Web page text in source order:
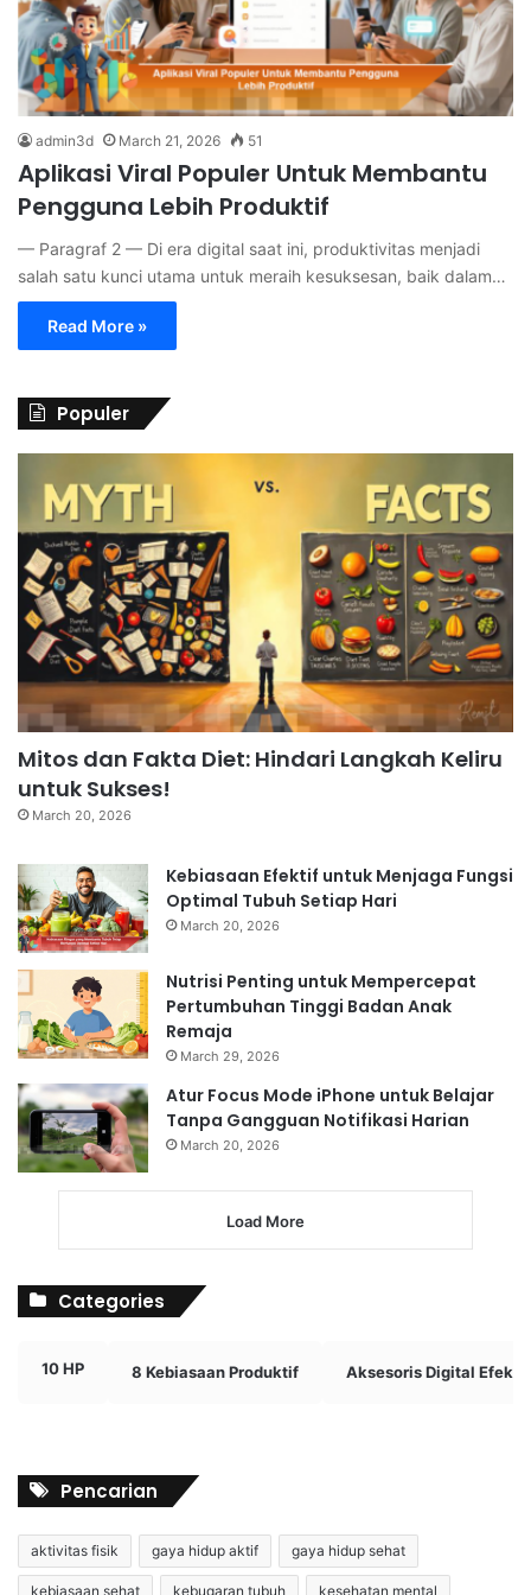
admin3d March 21, 2026 51
Aplikasi Viral Populer Untuk Membantu
Pengguna Lebih Produktif
— Paragraf 2 — Di era digital saat ini, produktivitas menjadi
salah satu kunci utama untuk meraih kesuksesan, baik dalam…
Read More »
Populer
Mitos dan Fakta Diet: Hindari Langkah Keliru
untuk Sukses!
March 20, 2026
Kebiasaan Efektif untuk Menjaga Fungsi
Optimal Tubuh Setiap Hari
March 20, 2026
Nutrisi Penting untuk Mempercepat
Pertumbuhan Tinggi Badan Anak
Remaja
March 29, 2026
Atur Focus Mode iPhone untuk Belajar
Tanpa Gangguan Notifikasi Harian
March 20, 2026
Load More
Categories
10 HP 8 Kebiasaan Produktif Aksesoris Digital Efektif
Pencarian
aktivitas fisik gaya hidup aktif gaya hidup sehat
kebiasaan sehat kebugaran tubuh kesehatan mental